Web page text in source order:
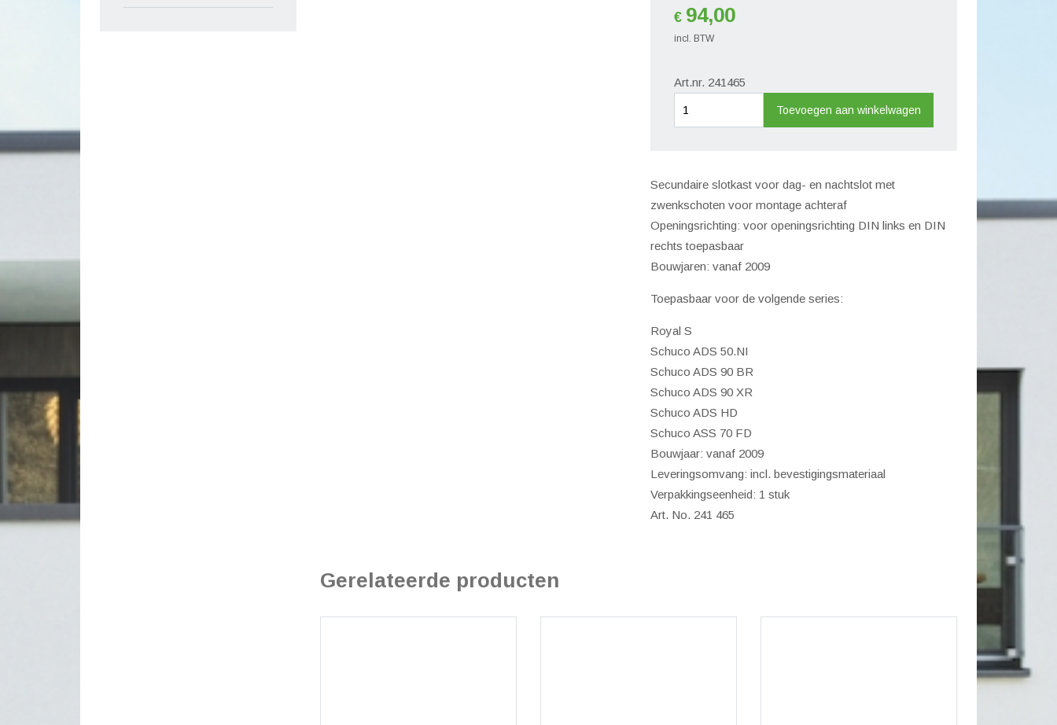
€ 94,00
incl. BTW
Art.nr. 241465
aantal
Toevoegen aan winkelwagen
Secundaire slotkast voor dag- en nachtslot met
zwenkschoten voor montage achteraf
Openingsrichting: voor openingsrichting DIN links en DIN
rechts toepasbaar
Bouwjaren: vanaf 2009
Toepasbaar voor de volgende series:
Royal S
Schuco ADS 50.NI
Schuco ADS 90 BR
Schuco ADS 90 XR
Schuco ADS HD
Schuco ASS 70 FD
Bouwjaar: vanaf 2009
Leveringsomvang: incl. bevestigingsmateriaal
Verpakkingseenheid: 1 stuk
Art. No. 241 465
Gerelateerde producten